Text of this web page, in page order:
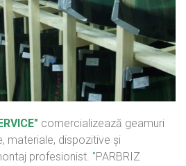
comercializează geamuri
materiale, dispozitive și
profesionist. "PARBRIZ